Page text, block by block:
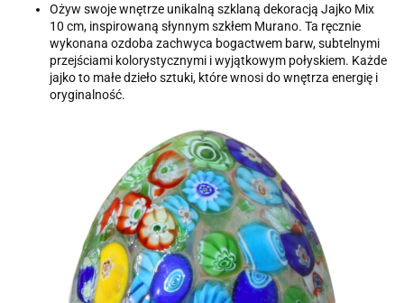
Ożyw swoje wnętrze unikalną szklaną dekoracją Jajko Mix
10 cm, inspirowaną słynnym szkłem Murano. Ta ręcznie
wykonana ozdoba zachwyca bogactwem barw, subtelnymi
przejściami kolorystycznymi i wyjątkowym połyskiem. Każde
jajko to małe dzieło sztuki, które wnosi do wnętrza energię i
oryginalność.